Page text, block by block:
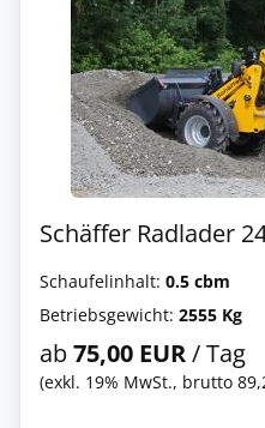
Schäffer Radlader
Schaufelinhalt: 0.5 cbm
Betriebsgewicht: 2555 Kg
ab75,00 EUR/ Tag
(exkl. 19% MwSt., brutto